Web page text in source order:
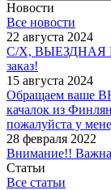
Новости
Все новости
22 августа 2024
С/Х, ВЫЕЗДНАЯ
заказ!
15 августа 2024
Обращаем ваше
качалок из
пожалуйста у
28 февраля 2022
Внимание!!
Статьи
Все статьи